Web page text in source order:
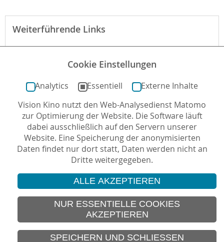
Weiterführende Links
Begründung der fbw
Der Film bei filmportal.de
Autor*in: Sabine Kögel-Popp , 05.07.2016 , letzte
Aktualisierung: 24.04.2020
© 2026 Vision Kino
IMPRESSUM
SITEMAP
DATENSCHUTZ
Cookie Einstellungen
Analytics Essentiell
Externe Inhalte
Vision Kino nutzt den Web-Analysedienst Matomo
zur Optimierung der Website. Die Software läuft
dabei ausschließlich auf den Servern unserer
Website. Eine Speicherung der anonymisierten
Daten findet nur dort statt, Daten werden nicht an
Dritte weitergegeben.
ALLE AKZEPTIEREN
NUR ESSENTIELLE COOKIES
AKZEPTIEREN
SPEICHERN UND SCHLIESSEN